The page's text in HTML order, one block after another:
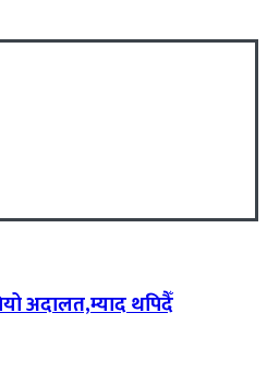
अदालत,म्याद थपिदैँ